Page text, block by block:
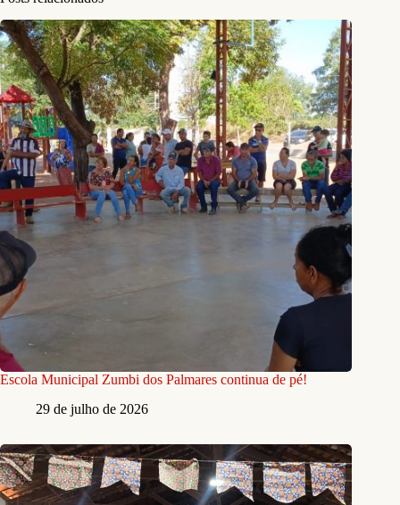
Escola Municipal Zumbi dos Palmares continua de pé!
29 de julho de 2026